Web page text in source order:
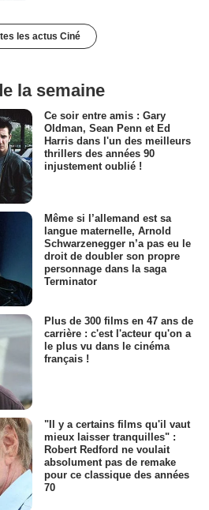
les actus Ciné
la semaine
Ce soir entre amis : Gary
Oldman, Sean Penn et Ed
Harris dans l'un des meilleurs
thrillers des années 90
injustement oublié !
Même si l’allemand est sa
langue maternelle, Arnold
Schwarzenegger n’a pas eu le
droit de doubler son propre
personnage dans la saga
Terminator
Plus de 300 films en 47 ans de
carrière : c'est l'acteur qu'on a
le plus vu dans le cinéma
français !
"Il y a certains films qu'il vaut
mieux laisser tranquilles" :
Robert Redford ne voulait
absolument pas de remake
pour ce classique des années
70